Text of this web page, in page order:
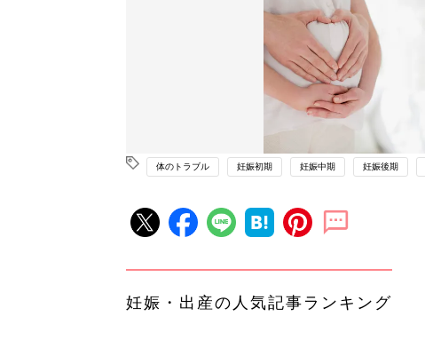
体のトラブル 妊娠初期 妊娠中期 妊娠後期
妊娠・出産の人気記事ランキング